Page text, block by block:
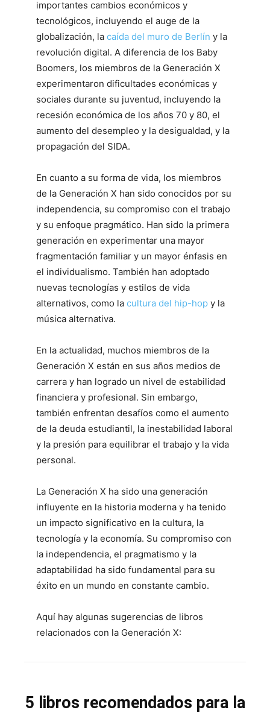
importantes cambios económicos y
tecnológicos, incluyendo el auge de la
globalización, la caída del muro de Berlín y la
revolución digital. A diferencia de los Baby
Boomers, los miembros de la Generación X
experimentaron dificultades económicas y
sociales durante su juventud, incluyendo la
recesión económica de los años 70 y 80, el
aumento del desempleo y la desigualdad, y la
propagación del SIDA.
En cuanto a su forma de vida, los miembros
de la Generación X han sido conocidos por su
independencia, su compromiso con el trabajo
y su enfoque pragmático. Han sido la primera
generación en experimentar una mayor
fragmentación familiar y un mayor énfasis en
el individualismo. También han adoptado
nuevas tecnologías y estilos de vida
alternativos, como la cultura del hip-hop y la
música alternativa.
En la actualidad, muchos miembros de la
Generación X están en sus años medios de
carrera y han logrado un nivel de estabilidad
financiera y profesional. Sin embargo,
también enfrentan desafíos como el aumento
de la deuda estudiantil, la inestabilidad laboral
y la presión para equilibrar el trabajo y la vida
personal.
La Generación X ha sido una generación
influyente en la historia moderna y ha tenido
un impacto significativo en la cultura, la
tecnología y la economía. Su compromiso con
la independencia, el pragmatismo y la
adaptabilidad ha sido fundamental para su
éxito en un mundo en constante cambio.
Aquí hay algunas sugerencias de libros
relacionados con la Generación X:
5 libros recomendados para la